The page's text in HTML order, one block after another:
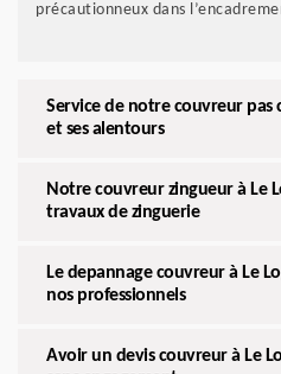
précautionneux dans
Service de notre couvreur pas
et ses alentours
Notre couvreur zingueur à Le
travaux de zinguerie
Le depannage couvreur à Le
nos professionnels
Avoir un devis couvreur à Le